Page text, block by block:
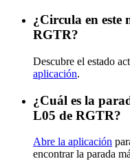
¿Circula en este
RGTR?
Descubre el estado
aplicación.
¿Cuál es la
L05 de RGTR?
Abre la aplicación
encontrar la parada